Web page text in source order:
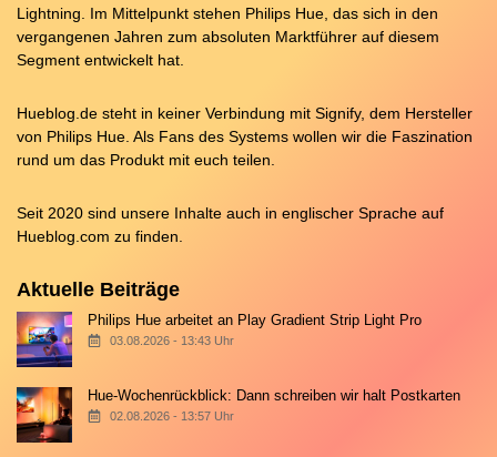
Lightning. Im Mittelpunkt stehen Philips Hue, das sich in den
vergangenen Jahren zum absoluten Marktführer auf diesem
Segment entwickelt hat.
Hueblog.de steht in keiner Verbindung mit Signify, dem Hersteller
von Philips Hue. Als Fans des Systems wollen wir die Faszination
rund um das Produkt mit euch teilen.
Seit 2020 sind unsere Inhalte auch in englischer Sprache auf
Hueblog.com zu finden.
Aktuelle Beiträge
Philips Hue arbeitet an Play Gradient Strip Light Pro
03.08.2026 - 13:43 Uhr
Hue-Wochenrückblick: Dann schreiben wir halt Postkarten
02.08.2026 - 13:57 Uhr